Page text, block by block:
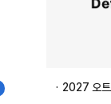
2027 오트